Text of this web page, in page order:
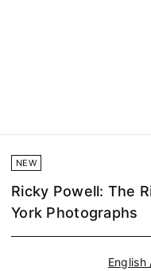
NEW
Ricky Powell: The
York Photographs
English